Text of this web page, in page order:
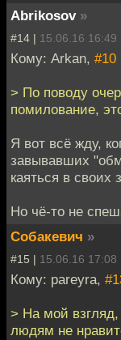
Abrikosov »
#14 | 15.06.16 16:49
Кому: Arkan, #10
> По поводу
помилование,
Я вот всё жду,
завывавших
каяться в своих
Но чё-то не
Собакевич »
#15 | 15.06.16 17:08
Кому: pareyra,
> На мой
людям не